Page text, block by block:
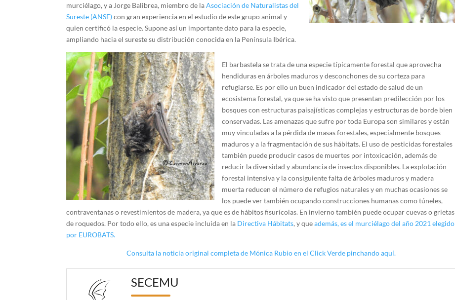
murciélago, y a Jorge Balibrea, miembro de laAsociación de Naturalistas del
Sureste (ANSE)con gran experiencia en el estudio de este grupo animal y
quien certificó la especie. Supone así un importante dato para la especie,
ampliando hacia el sureste su distribución conocida en la Península Ibérica.
El barbastela se trata de una especie típicamente forestal que aprovecha
hendiduras en árboles maduros y desconchones de su corteza para
refugiarse. Es por ello un buen indicador del estado de salud de un
ecosistema forestal, ya que se ha visto que presentan predilección por los
bosques con estructuras paisajísticas complejas y estructuras de borde bien
conservadas. Las amenazas que sufre por toda Europa son similares y están
muy vinculadas a la pérdida de masas forestales, especialmente bosques
maduros y a la fragmentación de sus hábitats. El uso de pesticidas forestales
también puede producir casos de muertes por intoxicación, además de
reducir la diversidad y abundancia de insectos disponibles. La explotación
forestal intensiva y la consiguiente falta de árboles maduros y madera
muerta reducen el número de refugios naturales y en muchas ocasiones se
los puede ver también ocupando construcciones humanas como túneles,
contraventanas o revestimientos de madera, ya que es de hábitos fisurícolas. En invierno también puede ocupar cuevas o grietas
de roquedos. Por todo ello, es una especie incluida en la Directiva Hábitats, y queademás, es el murciélago del año 2021 elegido
por EUROBATS.
Consulta la noticia original completa de Mónica Rubio en el Click Verde pinchando aquí.
SECEMU